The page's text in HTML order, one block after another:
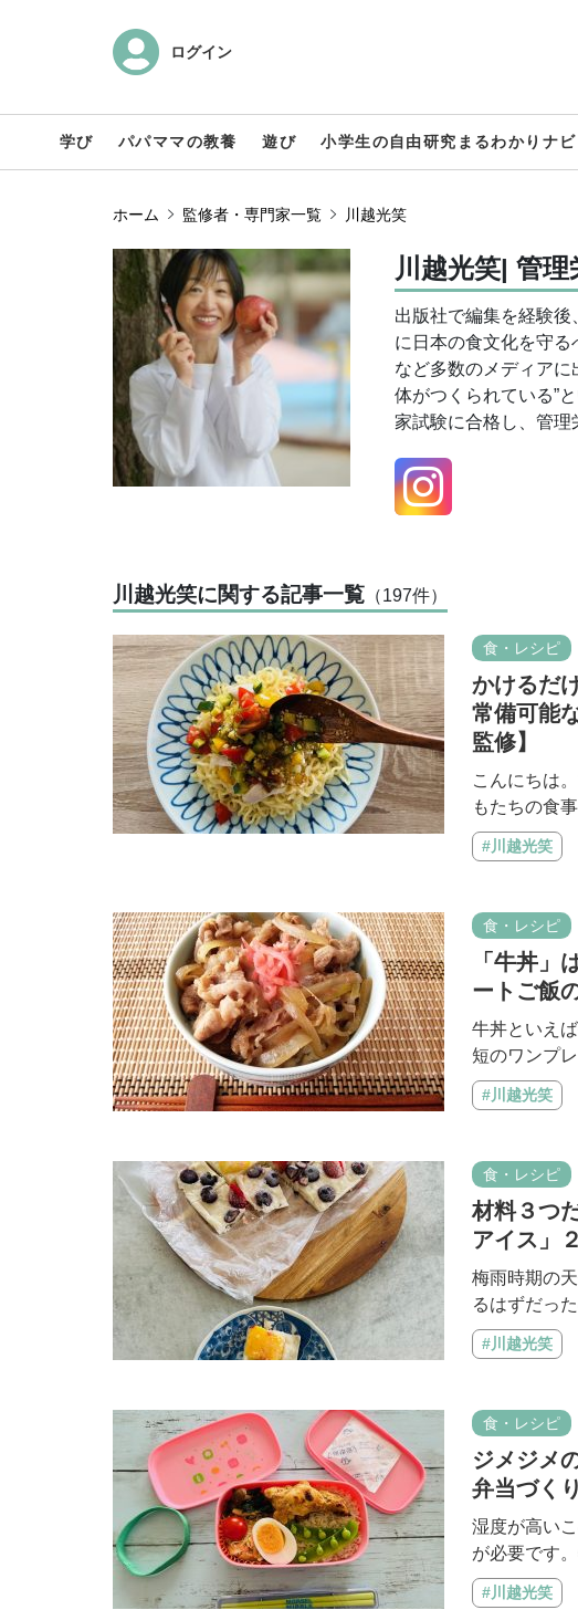
ログイン
学び パパママの教養 遊び 小学生の自由研究まるわかりナビ
ホーム 監修者・専門家一覧 川越光笑
川越光笑| 管理
出版社で編集を経験
に日本の食文化を守
など多数のメディア
体がつくられている”
家試験に合格し、管理
川越光笑に関する記事一覧 （197件）
食・レシピ
かけるだ
常備可能
監修】
こんにちは
もたちの食
#川越光笑
食・レシピ
「牛丼」
ートご飯
牛丼といえ
短のワンプ
#川越光笑
食・レシピ
材料３つ
アイス」
梅雨時期の
るはずだっ
#川越光笑
食・レシピ
ジメジメ
弁当づく
湿度が高い
が必要です
#川越光笑